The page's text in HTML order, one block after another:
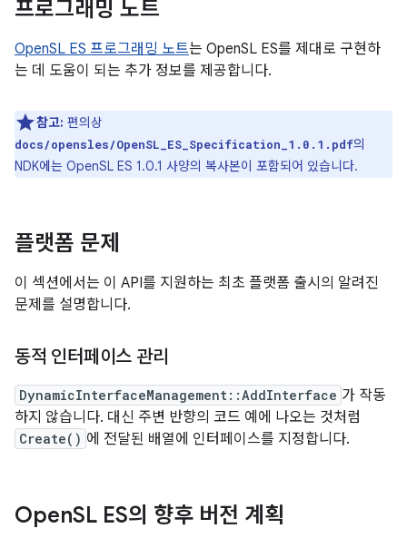
프로그래밍 노트
OpenSL ES 프로그래밍 노트는 OpenSL ES를 제대로 구현하
는 데 도움이 되는 추가 정보를 제공합니다.
참고: 편의상
docs/opensles/OpenSL_ES_Specification_1.0.1.pdf의
NDK에는 OpenSL ES 1.0.1 사양의 복사본이 포함되어 있습니다.
플랫폼 문제
이 섹션에서는 이 API를 지원하는 최초 플랫폼 출시의 알려진
문제를 설명합니다.
동적 인터페이스 관리
DynamicInterfaceManagement::AddInterface 가 작동
하지 않습니다. 대신 주변 반향의 코드 예에 나오는 것처럼
Create() 에 전달된 배열에 인터페이스를 지정합니다.
OpenSL ES의 향후 버전 계획